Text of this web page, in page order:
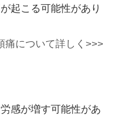
起こる可能性があり
痛について詳しく>>>
感が増す可能性があ